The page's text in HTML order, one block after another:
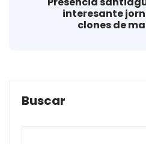
interesante
clones de
Buscar